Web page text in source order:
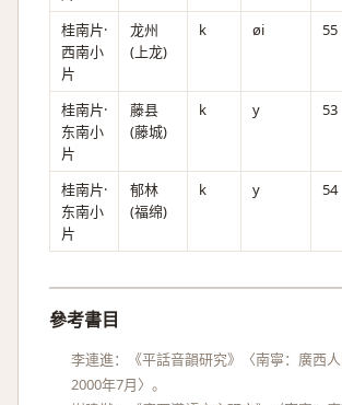
桂南片·
西南小
片
龙州
(上龙)
k øi 55
桂南片·
东南小
片
藤县
(藤城)
k y 53
桂南片·
东南小
片
郁林
(福绵)
k y 54
參考書目
李連進：《平話音韻研究》〈南寧：廣西人
2000年7月〉。